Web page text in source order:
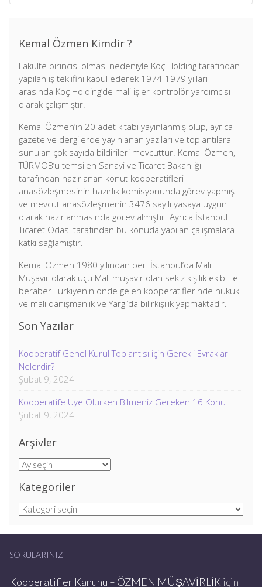
Kemal Özmen Kimdir ?
Fakülte birincisi olması nedeniyle Koç Holding tarafından
yapılan iş teklifini kabul ederek 1974-1979 yılları
arasında Koç Holding’de mali işler kontrolör yardımcısı
olarak çalışmıştır.
Kemal Özmen’in 20 adet kitabı yayınlanmış olup, ayrıca
gazete ve dergilerde yayınlanan yazıları ve toplantılara
sunulan çok sayıda bildirileri mevcuttur. Kemal Özmen,
TÜRMOB’u temsilen Sanayi ve Ticaret Bakanlığı
tarafından hazırlanan konut kooperatifleri
anasözleşmesinin hazırlık komisyonunda görev yapmış
ve mevcut anasözleşmenin 3476 sayılı yasaya uygun
olarak hazırlanmasında görev almıştır. Ayrıca İstanbul
Ticaret Odası tarafından bu konuda yapılan çalışmalara
katkı sağlamıştır.
Kemal Özmen 1980 yılından beri İstanbul’da Mali
Müşavir olarak üçü Mali müşavir olan sekiz kişilik ekibi ile
beraber Türkiyenin önde gelen kooperatiflerinde hukuki
ve mali danışmanlık ve Yargı’da bilirkişilik yapmaktadır.
Son Yazılar
Kooperatif Genel Kurul Toplantısı için Gerekli Evraklar
Nelerdir?
Şubat 9, 2024
Kooperatife Üye Olurken Bilmeniz Gereken 16 Konu
Şubat 9, 2024
Arşivler
Arşivler
Kategoriler
Kategoriler
SORULARINIZ
Kooperatifler Kanunu – ÖZMEN MÜŞAVİRLİK için